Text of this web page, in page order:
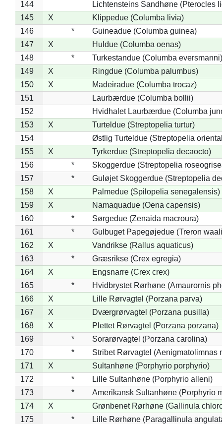
144
Lichtensteins Sandhøne (Pterocles
145
X
Klippedue (Columba livia)
146
*
Guineadue (Columba guinea)
147
X
Huldue (Columba oenas)
148
*
Turkestandue (Columba eversmanni)
149
X
Ringdue (Columba palumbus)
150
X
Madeiradue (Columba trocaz)
151
Laurbærdue (Columba bollii)
152
Hvidhalet Laurbærdue (Columba
153
X
Turteldue (Streptopelia turtur)
154
Østlig Turteldue (Streptopelia
155
X
Tyrkerdue (Streptopelia decaocto)
156
*
Skoggerdue (Streptopelia
157
*
Guløjet Skoggerdue (Streptopelia
158
X
Palmedue (Spilopelia senegalensis)
159
X
Namaquadue (Oena capensis)
160
*
Sørgedue (Zenaida macroura)
161
*
Gulbuget Papegøjedue (Treron
162
X
Vandrikse (Rallus aquaticus)
163
*
Græsrikse (Crex egregia)
164
X
Engsnarre (Crex crex)
165
*
Hvidbrystet Rørhøne (Amaurornis
166
X
Lille Rørvagtel (Porzana parva)
167
X
Dværgrørvagtel (Porzana pusilla)
168
X
Plettet Rørvagtel (Porzana porzana)
169
*
Sorarørvagtel (Porzana carolina)
170
*
Stribet Rørvagtel (Aenigmatolimnas
171
X
Sultanhøne (Porphyrio porphyrio)
172
*
Lille Sultanhøne (Porphyrio alleni)
173
*
Amerikansk Sultanhøne (Porphyrio
174
X
Grønbenet Rørhøne (Gallinula
175
*
Lille Rørhøne (Paragallinula